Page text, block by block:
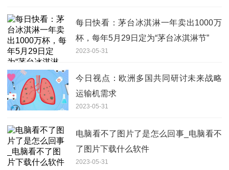
每日快看：茅台冰淇淋一年卖出1000万
杯，每年5月29日定为“茅台冰淇淋节”
2023-05-31
今日视点：欧洲多国共同研讨未来战略
运输机需求
2023-05-31
电脑看不了图片了是怎么回事_电脑看不
了图片下载什么软件
2023-05-31